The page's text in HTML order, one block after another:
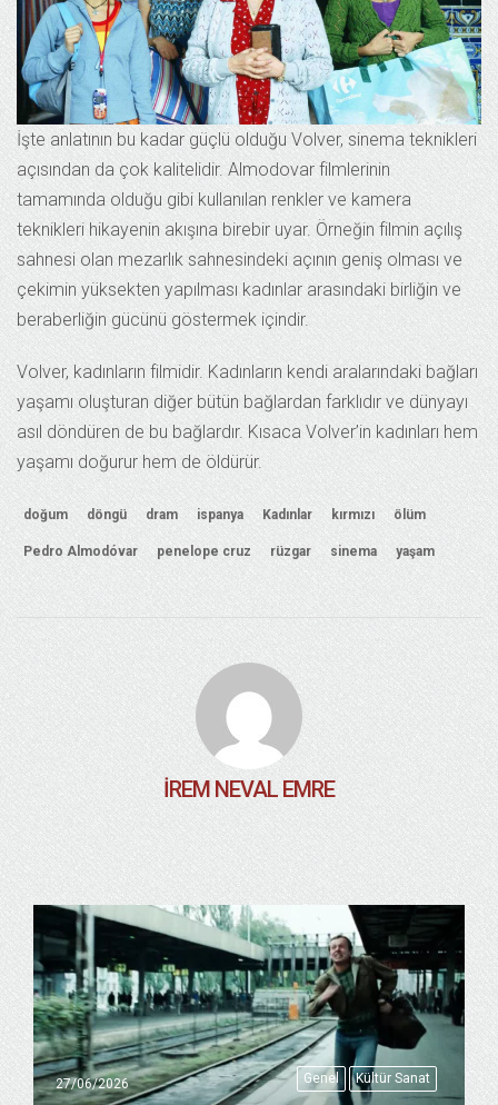
İşte anlatının bu kadar güçlü olduğu Volver, sinema teknikleri
açısından da çok kalitelidir. Almodovar filmlerinin
tamamında olduğu gibi kullanılan renkler ve kamera
teknikleri hikayenin akışına birebir uyar. Örneğin filmin açılış
sahnesi olan mezarlık sahnesindeki açının geniş olması ve
çekimin yüksekten yapılması kadınlar arasındaki birliğin ve
beraberliğin gücünü göstermek içindir.
Volver, kadınların filmidir. Kadınların kendi aralarındaki bağları
yaşamı oluşturan diğer bütün bağlardan farklıdır ve dünyayı
asıl döndüren de bu bağlardır. Kısaca Volver’in kadınları hem
yaşamı doğurur hem de öldürür.
doğum döngü dram ispanya Kadınlar kırmızı ölüm
Pedro Almodóvar penelope cruz rüzgar sinema yaşam
İREM NEVAL EMRE
Genel Kültür Sanat
27/06/2026